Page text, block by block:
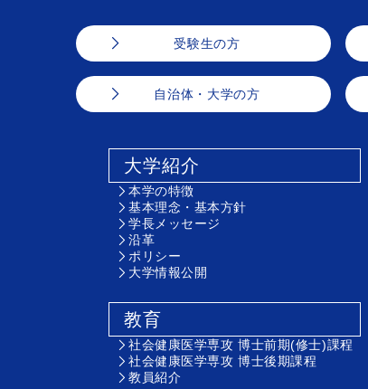
受験生の方
自治体・大学の方
大学紹介
本学の特徴
基本理念・基本方針
学長メッセージ
沿革
ポリシー
大学情報公開
教育
社会健康医学専攻 博士前期(修士)課程
社会健康医学専攻 博士後期課程
教員紹介